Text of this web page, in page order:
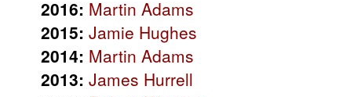
2016: Martin Adams
2015: Jamie Hughes
2014: Martin Adams
2013: James Hurrell